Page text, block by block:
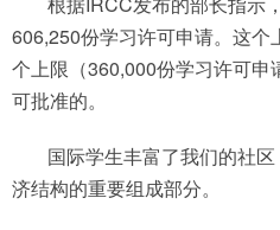
606,250份学习许可申请。这
个上限（360,000份学习许可
可批准的。
国际学生丰富了我们的社
济结构的重要组成部分。